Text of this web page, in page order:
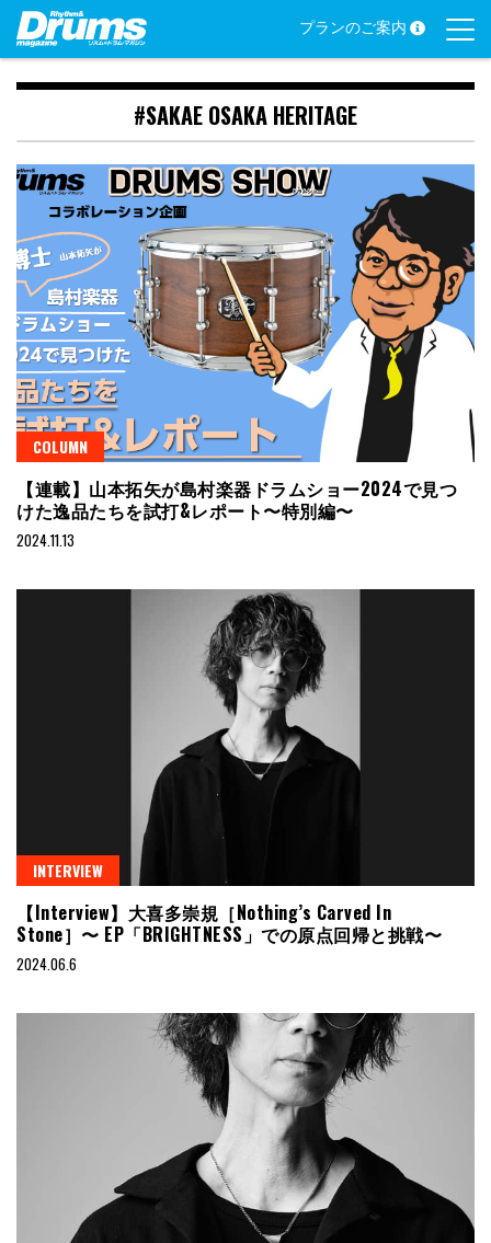
Skip
content
プランのご案内
#SAKAE OSAKA HERITAGE
COLUMN
【連載】山本拓矢が島村楽器ドラムショー2024で見つ
けた逸品たちを試打&レポート〜特別編〜
2024.11.13
INTERVIEW
【Interview】大喜多崇規［Nothing’s Carved In
Stone］〜 EP「BRIGHTNESS」での原点回帰と挑戦〜
2024.06.6